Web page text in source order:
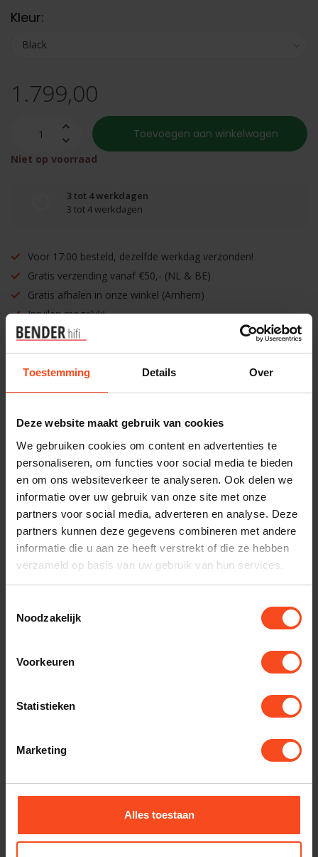
Toestemming Details Over
Deze website maakt gebruik van cookies
We gebruiken cookies om content en advertenties te
personaliseren, om functies voor social media te bieden
en om ons websiteverkeer te analyseren. Ook delen we
informatie over uw gebruik van onze site met onze
partners voor social media, adverteren en analyse. Deze
partners kunnen deze gegevens combineren met andere
informatie die u aan ze heeft verstrekt of die ze hebben
verzameld op basis van uw gebruik van hun services.
Noodzakelijk
Voorkeuren
Statistieken
Marketing
Alles toestaan
Kleur:
1.799,00
Toevoegen aan winkelwagen
Niet op voorraad
3 tot 4 werkdagen
3 tot 4 werkdagen
Voor 17:00 besteld, dezelfde werkdag verzonden!
Gratis verzending vanaf €50,- (NL & BE)
Gratis afhalen in onze winkel (Arnhem)
Inruilen mogelijk!
nodig bij je bestelling? Neem contact op met onze
klantenservice.
Interesse in product
Maak een luisterafspraak
Productomschrijving
Reviews
Gerelateerde producten
TypeError: Failed to fetch
Recent bekeken